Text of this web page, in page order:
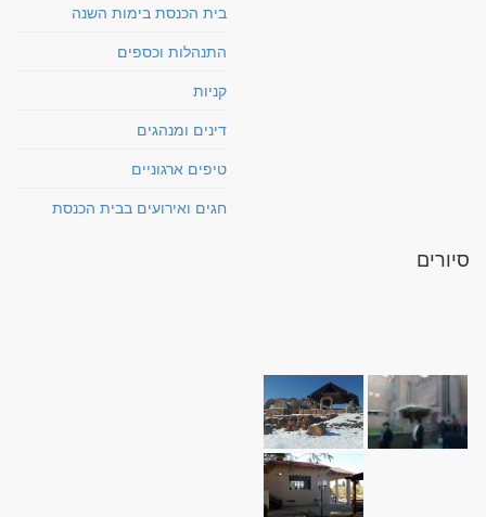
בית הכנסת בימות השנה
התנהלות וכספים
קניות
דינים ומנהגים
טיפים ארגוניים
חגים ואירועים בבית הכנסת
סיורים